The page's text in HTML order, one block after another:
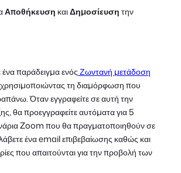
Αποθήκευση καιΔημοσίευσητην
ένα παράδειγμα ενόςΖωντανή μετάδοση
τη διαμόρφωση που
Όταν εγγραφείτε σε αυτή την
θα προεγγραφείτε αυτόματα για 5
Zoom που θα πραγματοποιηθούν σε
ένα email επιβεβαίωσης καθώς και
που απαιτούνται για την προβολή των